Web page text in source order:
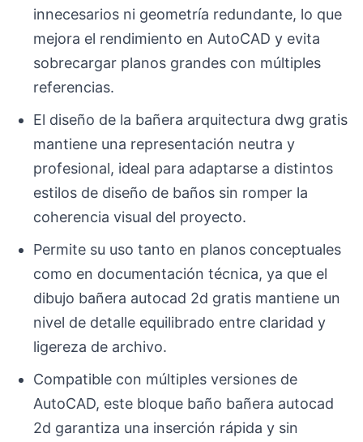
innecesarios ni geometría redundante, lo que
mejora el rendimiento en AutoCAD y evita
sobrecargar planos grandes con múltiples
referencias.
El diseño de la bañera arquitectura dwg gratis
mantiene una representación neutra y
profesional, ideal para adaptarse a distintos
estilos de diseño de baños sin romper la
coherencia visual del proyecto.
Permite su uso tanto en planos conceptuales
como en documentación técnica, ya que el
dibujo bañera autocad 2d gratis mantiene un
nivel de detalle equilibrado entre claridad y
ligereza de archivo.
Compatible con múltiples versiones de
AutoCAD, este bloque baño bañera autocad
2d garantiza una inserción rápida y sin